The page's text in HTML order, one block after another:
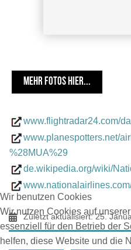
MEHR FOTOS HIER...
www.flightradar24.com/
www.planespotters.net/
%28MUA%29
de.wikipedia.org/wiki/
Zuletzt aktualisiert: 25.
Wir benutzen Cookies
Wir nutzen Cookies auf
essenziell für den Betrieb der
helfen, diese Website und die